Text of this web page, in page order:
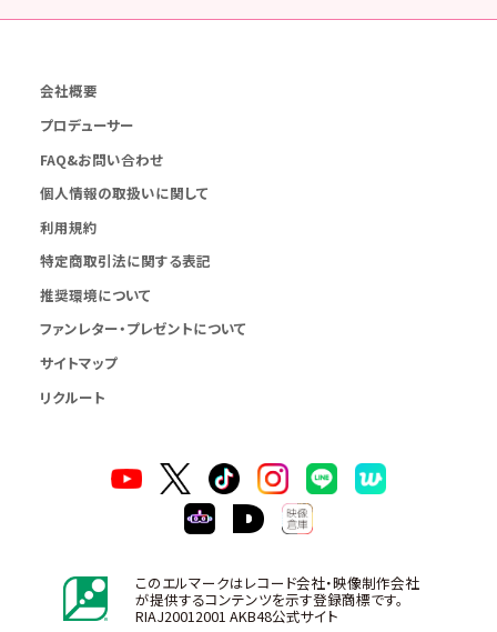
会社概要
プロデューサー
FAQ&お問い合わせ
個人情報の取扱いに関して
利用規約
特定商取引法に関する表記
推奨環境について
ファンレター・プレゼントについて
サイトマップ
リクルート
このエルマークはレコード会社・映像制作会社
が提供するコンテンツを示す登録商標です。
RIAJ20012001 AKB48公式サイト